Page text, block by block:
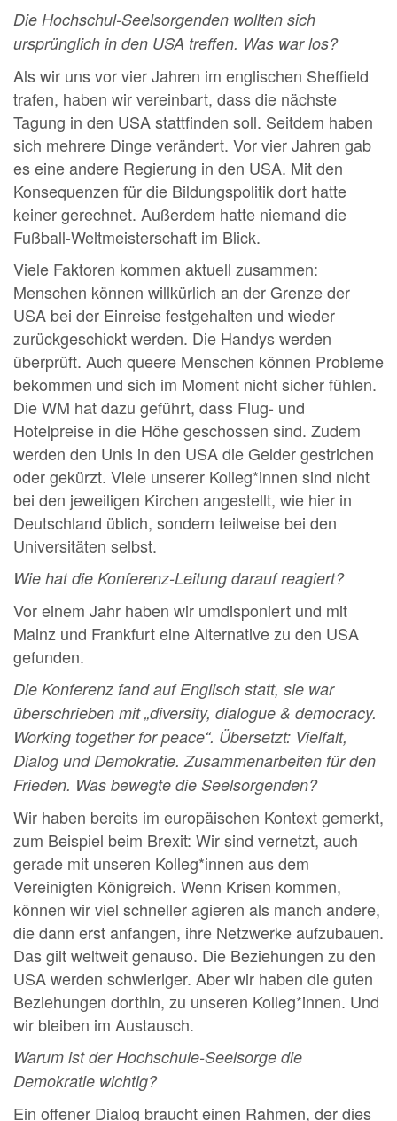
Die Hochschul-Seelsorgenden wollten sich
ursprünglich in den USA treffen. Was war los?
Als wir uns vor vier Jahren im englischen Sheffield
trafen, haben wir vereinbart, dass die nächste
Tagung in den USA stattfinden soll. Seitdem haben
sich mehrere Dinge verändert. Vor vier Jahren gab
es eine andere Regierung in den USA. Mit den
Konsequenzen für die Bildungspolitik dort hatte
keiner gerechnet. Außerdem hatte niemand die
Fußball-Weltmeisterschaft im Blick.
Viele Faktoren kommen aktuell zusammen:
Menschen können willkürlich an der Grenze der
USA bei der Einreise festgehalten und wieder
zurückgeschickt werden. Die Handys werden
überprüft. Auch queere Menschen können Probleme
bekommen und sich im Moment nicht sicher fühlen.
Die WM hat dazu geführt, dass Flug- und
Hotelpreise in die Höhe geschossen sind. Zudem
werden den Unis in den USA die Gelder gestrichen
oder gekürzt. Viele unserer Kolleg*innen sind nicht
bei den jeweiligen Kirchen angestellt, wie hier in
Deutschland üblich, sondern teilweise bei den
Universitäten selbst.
Wie hat die Konferenz-Leitung darauf reagiert?
Vor einem Jahr haben wir umdisponiert und mit
Mainz und Frankfurt eine Alternative zu den USA
gefunden.
Die Konferenz fand auf Englisch statt, sie war
überschrieben mit „diversity, dialogue & democracy.
Working together for peace“. Übersetzt: Vielfalt,
Dialog und Demokratie. Zusammenarbeiten für den
Frieden. Was bewegte die Seelsorgenden?
Wir haben bereits im europäischen Kontext gemerkt,
zum Beispiel beim Brexit: Wir sind vernetzt, auch
gerade mit unseren Kolleg*innen aus dem
Vereinigten Königreich. Wenn Krisen kommen,
können wir viel schneller agieren als manch andere,
die dann erst anfangen, ihre Netzwerke aufzubauen.
Das gilt weltweit genauso. Die Beziehungen zu den
USA werden schwieriger. Aber wir haben die guten
Beziehungen dorthin, zu unseren Kolleg*innen. Und
wir bleiben im Austausch.
Warum ist der Hochschule-Seelsorge die
Demokratie wichtig?
Ein offener Dialog braucht einen Rahmen, der dies